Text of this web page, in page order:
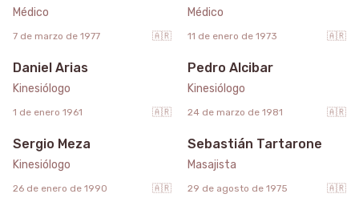
Médico
7 de marzo de 1977 🇦🇷
Médico
11 de enero de 1973 🇦🇷
Daniel Arias
Kinesiólogo
1 de enero 1961 🇦🇷
Pedro Alcibar
Kinesiólogo
24 de marzo de 1981 🇦🇷
Sergio Meza
Kinesiólogo
26 de enero de 1990 🇦🇷
Sebastián Tartarone
Masajista
29 de agosto de 1975 🇦🇷